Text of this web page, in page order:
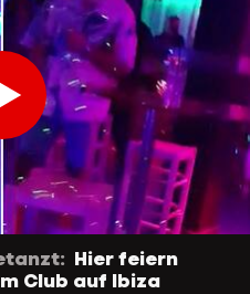
Hier feiern
Club auf Ibiza